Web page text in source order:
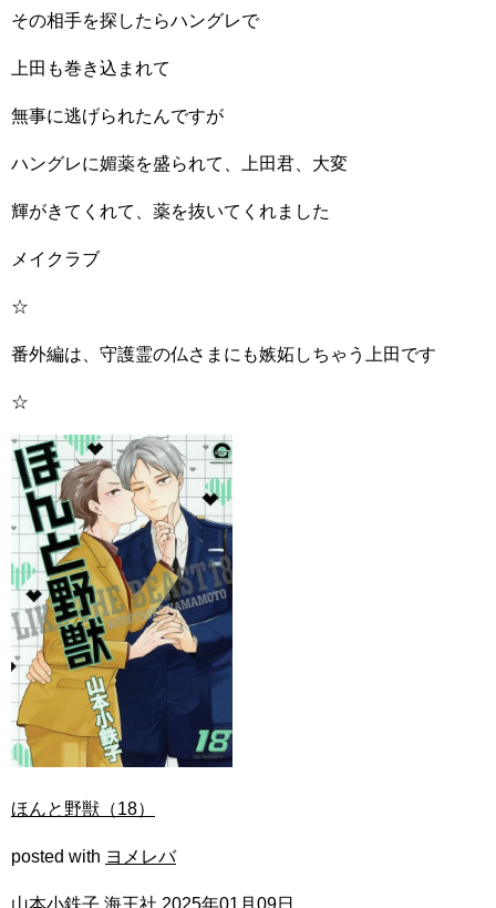
その相手を探したらハングレで
上田も巻き込まれて
無事に逃げられたんですが
ハングレに媚薬を盛られて、上田君、大変
輝がきてくれて、薬を抜いてくれました
メイクラブ
☆
番外編は、守護霊の仏さまにも嫉妬しちゃう上田です
☆
ほんと野獣（18）
posted with ヨメレバ
山本小鉄子 海王社 2025年01月09日